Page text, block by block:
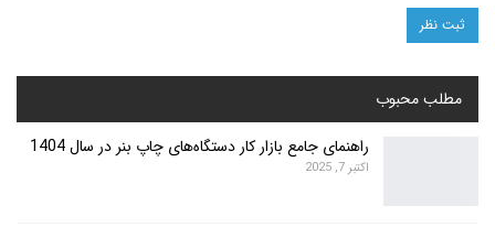
مطلب محبوب
راهنمای جامع بازار کار دستگاه‌های چاپ بنر در سال 1404
اکتبر 7, 2025